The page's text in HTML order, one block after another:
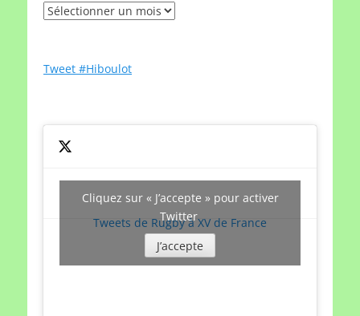
Rechercher
date
Tweet #Hiboulot
Tweets de Rugby à XV de France
Cliquez sur « J’accepte » pour activer
Twitter
J’accepte